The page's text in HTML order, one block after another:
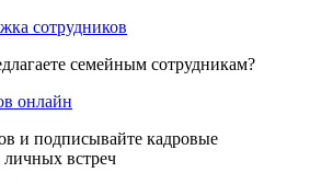
сотрудников
семейным сотрудникам?
онлайн
и подписывайте кадровые
личных встреч